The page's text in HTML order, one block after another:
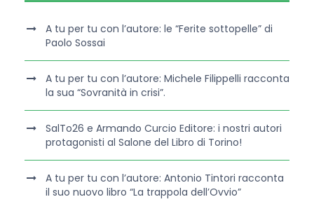
A tu per tu con l’autore: le “Ferite sottopelle” di
Paolo Sossai
A tu per tu con l’autore: Michele Filippelli racconta
la sua “Sovranità in crisi”.
SalTo26 e Armando Curcio Editore: i nostri autori
protagonisti al Salone del Libro di Torino!
A tu per tu con l’autore: Antonio Tintori racconta
il suo nuovo libro “La trappola dell’Ovvio”